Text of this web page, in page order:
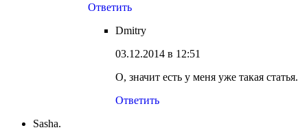
Ответить
Dmitry
03.12.2014 в 12:51
О, значит есть у меня уже такая статья.
Ответить
Sasha.